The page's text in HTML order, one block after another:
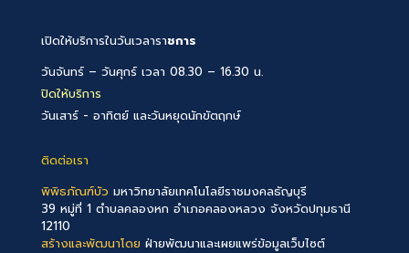
เปิดให้บริการในวันเวลาราชการ
วันจันทร์ – วันศุกร์ เวลา 08.30 – 16.30 น.
ปิดให้บริการ
วันเสาร์ - อาทิตย์ และวันหยุดนักขัตฤกษ์
ติดต่อเรา
พิพิธภัณฑ์บัว มหาวิทยาลัยเทคโนโลยีราชมงคลธัญบุรี
39 หมู่ที่ 1 ตำบลคลองหก อำเภอคลองหลวง จังหวัดปทุมธานี
12110
สร้างและพัฒนาโดย ฝ่ายพัฒนาและเผยแพร่ข้อมูลเว็บไซต์